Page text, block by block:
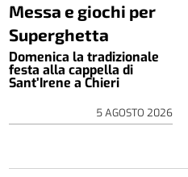
Messa e giochi per
Superghetta
Domenica la tradizionale
festa alla cappella di
Sant’Irene a Chieri
5 AGOSTO 2026